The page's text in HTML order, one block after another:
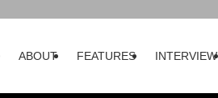
ABOUT FEATURES INTERVIEW